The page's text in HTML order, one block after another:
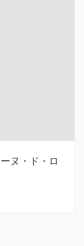
ヌ・ド・ロ